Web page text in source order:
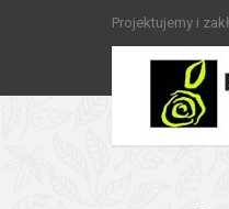
Projektujemy i